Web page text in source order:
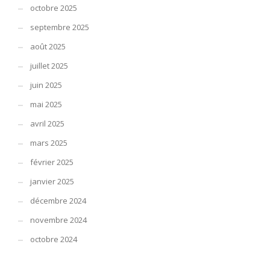
octobre 2025
septembre 2025
août 2025
juillet 2025
juin 2025
mai 2025
avril 2025
mars 2025
février 2025
janvier 2025
décembre 2024
novembre 2024
octobre 2024